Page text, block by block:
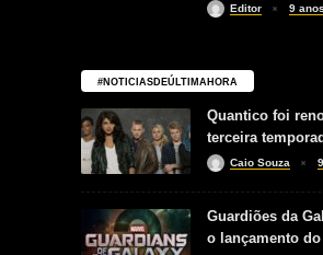
Editor 9
#NOTICIASDEÚLTIMAHORA
Quantico foi
terceira
Caio Souza
Guardiões da
o lançamento